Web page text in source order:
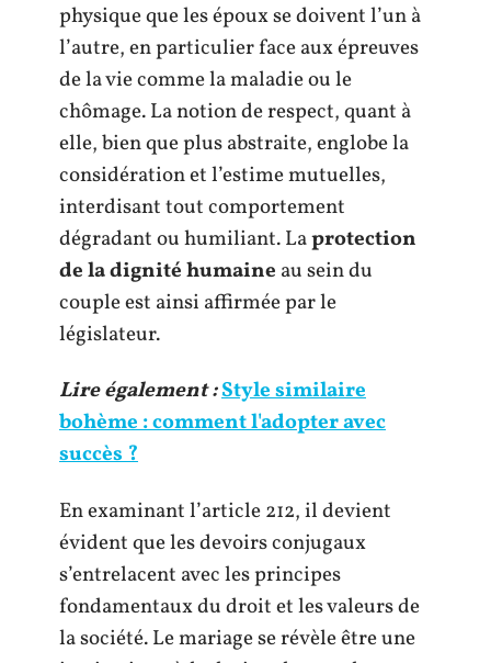
physique que les époux se doivent l’un à
l’autre, en particulier face aux épreuves
de la vie comme la maladie ou le
chômage. La notion de respect, quant à
elle, bien que plus abstraite, englobe la
considération et l’estime mutuelles,
interdisant tout comportement
dégradant ou humiliant. Laprotection
de la dignité humaine au sein du
couple est ainsi affirmée par le
législateur.
Lire également :Style similaire
bohème : comment l'adopter avec
succès ?
En examinant l’article 212, il devient
évident que les devoirs conjugaux
s’entrelacent avec les principes
fondamentaux du droit et les valeurs de
la société. Le mariage se révèle être une